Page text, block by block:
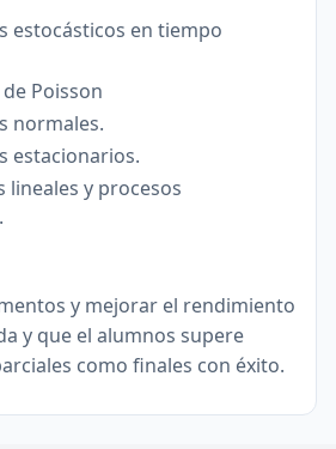
estocásticos en tiempo
Poisson
normales.
estacionarios.
lineales y procesos
y mejorar el rendimiento
y que el alumnos supere
como finales con éxito.